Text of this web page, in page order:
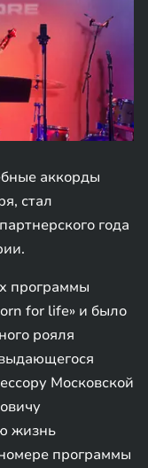
аккорды
стал
года
программы
for life» и было
рояля
Московской
жизнь
программы